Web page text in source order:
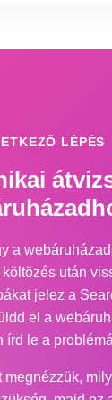
LÉPÉS
a
után
jelez a
el a
írd le a
megnézzük,